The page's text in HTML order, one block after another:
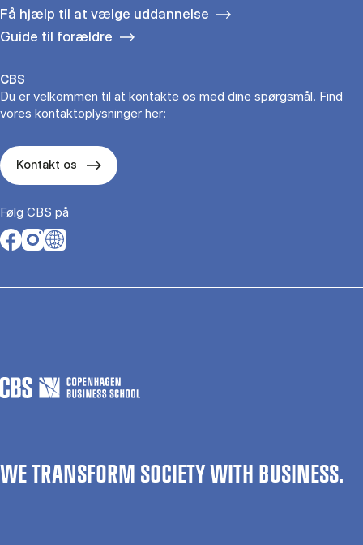
Få hjælp til at vælge uddannelse
Guide til forældre
CBS
Du er velkommen til at kontakte os med dine spørgsmål. Find
vores kontaktoplysninger her:
Kontakt os
Følg CBS på
Opens in a new tab
Opens in a new tab
Opens in a new tab
WE TRANSFORM SOCIETY WITH BUSINESS.